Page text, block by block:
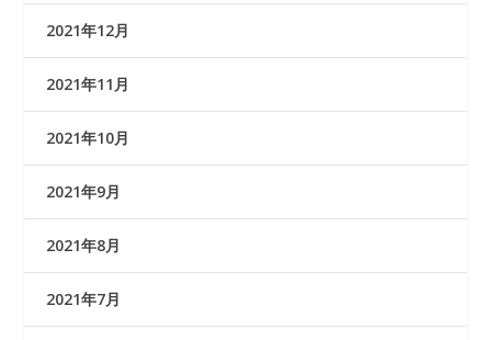
2021年12月
2021年11月
2021年10月
2021年9月
2021年8月
2021年7月